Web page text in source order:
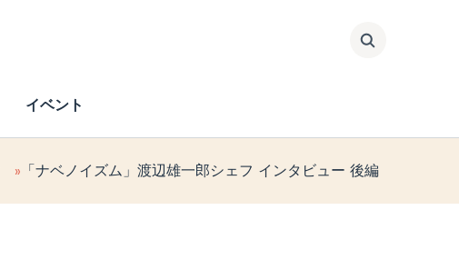
イベント
「ナベノイズム」渡辺雄一郎シェフ インタビュー 後編